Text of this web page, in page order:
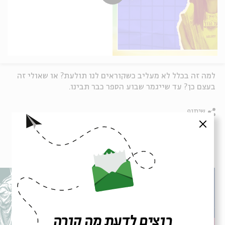
למה זה בכלל לא מעליב כשקוראים לנו תולעת? או שאולי זה
בעצם כן? עד שייגמר שבוע הספר כבר תבינו.
שיתוף
עוד בבית אבי חי
סגור
רוצים לדעת מה קורה